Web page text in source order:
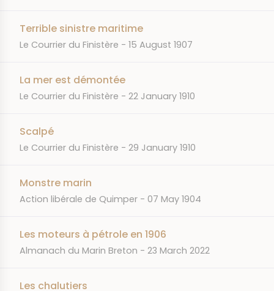
Terrible sinistre maritime
JOURNAL
Le Courrier du Finistère DATE
15 August 1907
La mer est démontée
JOURNAL
Le Courrier du Finistère DATE
22 January 1910
Scalpé
JOURNAL
Le Courrier du Finistère DATE
29 January 1910
Monstre marin
JOURNAL
Action libérale de Quimper DATE
07 May 1904
Les moteurs à pétrole en 1906
JOURNAL
Almanach du Marin Breton DATE
23 March 2022
Les chalutiers